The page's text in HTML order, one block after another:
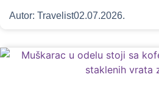
Autor: Travelist02.07.2026.